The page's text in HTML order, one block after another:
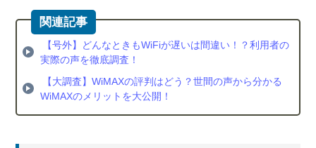
総
括：
どん
なと
きも
WiFi
リッ
【号外】どんなときもWiFiが遅いは間違い！？利用者の
実際の声を徹底調査！
【大調査】WiMAXの評判はどう？世間の声から分かる
WiMAXのメリットを大公開！